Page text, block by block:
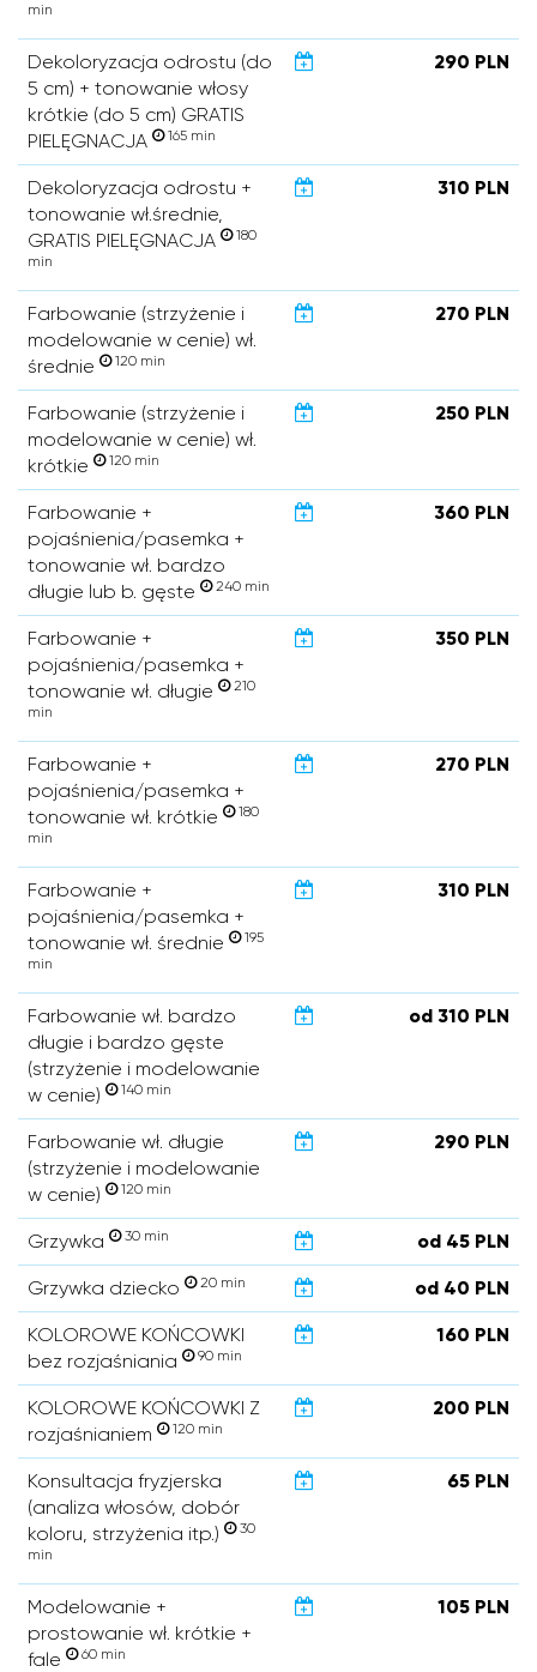
min
Dekoloryzacja odrostu (do
5 cm) + tonowanie włosy
krótkie (do 5 cm) GRATIS
PIELĘGNACJA
165 min
290 PLN
Dekoloryzacja odrostu +
tonowanie wł.średnie,
GRATIS PIELĘGNACJA
180
min
310 PLN
Farbowanie (strzyżenie i
modelowanie w cenie) wł.
średnie
120 min
270 PLN
Farbowanie (strzyżenie i
modelowanie w cenie) wł.
krótkie
120 min
250 PLN
Farbowanie +
pojaśnienia/pasemka +
tonowanie wł. bardzo
długie lub b. gęste
240 min
360 PLN
Farbowanie +
pojaśnienia/pasemka +
tonowanie wł. długie
210
min
350 PLN
Farbowanie +
pojaśnienia/pasemka +
tonowanie wł. krótkie
180
min
270 PLN
Farbowanie +
pojaśnienia/pasemka +
tonowanie wł. średnie
195
min
310 PLN
Farbowanie wł. bardzo
długie i bardzo gęste
(strzyżenie i modelowanie
w cenie)
140 min
od 310 PLN
Farbowanie wł. długie
(strzyżenie i modelowanie
w cenie)
120 min
290 PLN
Grzywka 30 min od 45 PLN
Grzywka dziecko 20 min od 40 PLN
KOLOROWE KOŃCOWKI
bez rozjaśniania
90 min
160 PLN
KOLOROWE KOŃCOWKI Z
rozjaśnianiem
120 min
200 PLN
Konsultacja fryzjerska
(analiza włosów, dobór
koloru, strzyżenia itp.)
30
min
65 PLN
Modelowanie +
prostowanie wł. krótkie +
fale
60 min
105 PLN